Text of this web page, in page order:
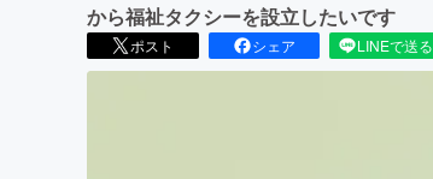
から福祉タクシーを設立したいです
ポスト シェア LINEで送る